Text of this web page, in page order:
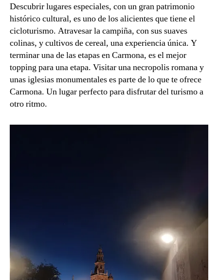
Descubrir lugares especiales, con un gran patrimonio
histórico cultural, es uno de los alicientes que tiene el
cicloturismo. Atravesar la campiña, con sus suaves
colinas, y cultivos de cereal, una experiencia única. Y
terminar una de las etapas en Carmona, es el mejor
topping para una etapa. Visitar una necropolis romana y
unas iglesias monumentales es parte de lo que te ofrece
Carmona. Un lugar perfecto para disfrutar del turismo a
otro ritmo.